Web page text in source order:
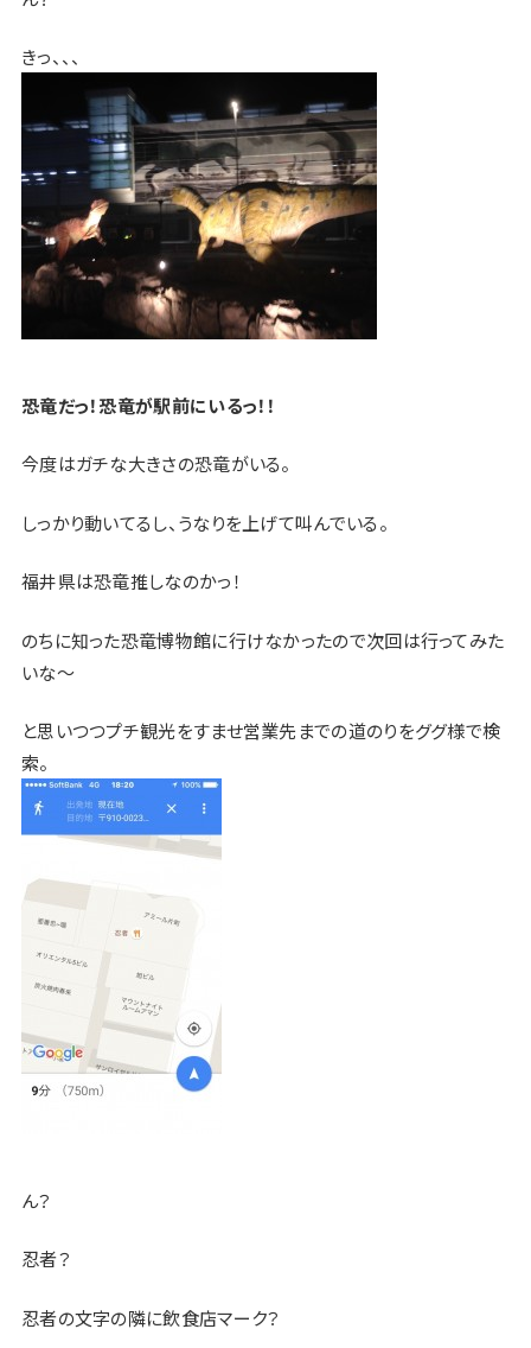
きっ、、、
恐竜だっ！恐竜が駅前にいるっ！！
今度はガチな大きさの恐竜がいる。
しっかり動いてるし、うなりを上げて叫んでいる。
福井県は恐竜推しなのかっ！
のちに知った恐竜博物館に行けなかったので次回は行ってみた
いな〜
と思いつつプチ観光をすませ営業先までの道のりをググ様で検
索。
ん？
忍者？
忍者の文字の隣に飲食店マーク？